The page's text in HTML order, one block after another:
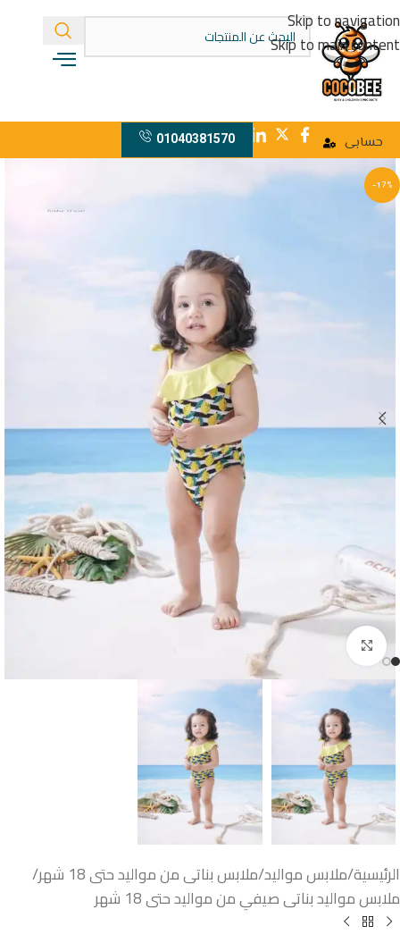
Skip to navigation
Skip to main content
حسابى 01040381570
-17%
اضغط للتكبير
الرئيسية/ملابس مواليد/ملابس بناتى من مواليد حتى 18 شهر
/
ملابس مواليد بناتى صيفي من مواليد حتى 18 شهر